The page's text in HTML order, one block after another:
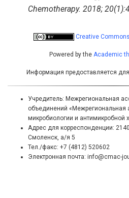
Chemotherapy. 2018;
Creative
Powered by the Academic
Информация предоставляется
Учредитель: Межрегиональная
объединений «Межрегиональная
микробиологии и антимикробной
Адрес для корреспонденции:
Смоленск, а/я 5
Тел./факс: +7 (4812) 520602
Электронная почта: info@cmac-